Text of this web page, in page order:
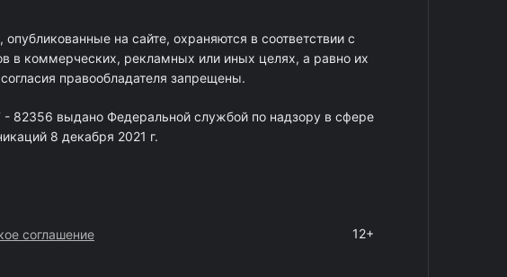
на сайте, охраняются в соответствии с
в коммерческих, рекламных или иных целях, а равно их
правообладателя запрещены.
82356 выдано Федеральной службой по надзору в сфере
8 декабря 2021 г.
соглашение 12+